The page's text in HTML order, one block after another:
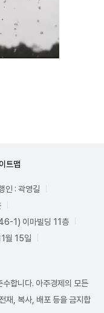
트맵
인 : 곽영길
1) 이마빌딩 11층
월 15일
합니다. 아주경제의 모든
재, 복사, 배포 등을 금지합